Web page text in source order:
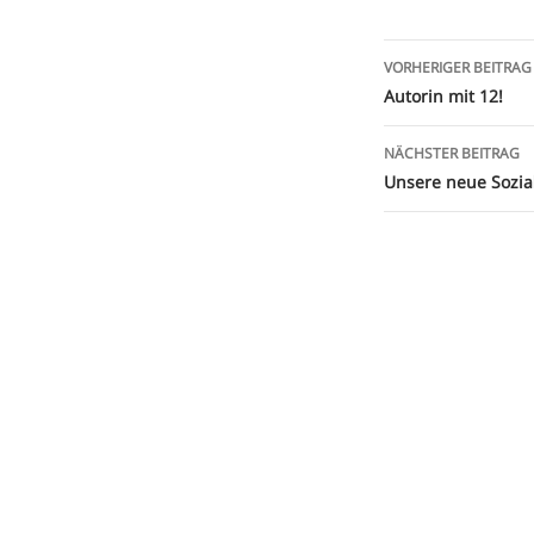
VORHERIGER BEITRAG
Autorin mit 12!
NÄCHSTER BEITRAG
Unsere neue